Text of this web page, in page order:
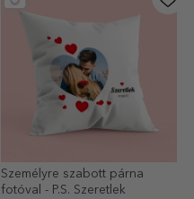
Személyre szabott párna
fotóval - P.S. Szeretlek